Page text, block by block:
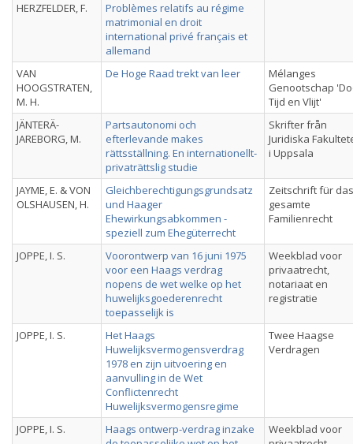
HERZFELDER, F.
Problèmes relatifs au régime
matrimonial en droit
international privé français et
allemand
VAN
HOOGSTRATEN,
M. H.
De Hoge Raad trekt van leer
Mélanges
Genootschap
Tijd en Vlijt'
JÄNTERÄ-
JAREBORG, M.
Partsautonomi och
efterlevande makes
rättsställning. En internationellt-
privaträttslig studie
Skrifter från
Juridiska
i Uppsala
JAYME, E. & VON
OLSHAUSEN, H.
Gleichberechtigungsgrundsatz
und Haager
Ehewirkungsabkommen -
speziell zum Ehegüterrecht
Zeitschrift für das
gesamte
Familienrecht
JOPPE, I. S.
Voorontwerp van 16 juni 1975
voor een Haags verdrag
nopens de wet welke op het
huwelijksgoederenrecht
toepasselijk is
Weekblad voor
privaatrecht,
notariaat en
registratie
JOPPE, I. S.
Het Haags
Huwelijksvermogensverdrag
1978 en zijn uitvoering en
aanvulling in de Wet
Conflictenrecht
Huwelijksvermogensregime
Twee Haagse
Verdragen
JOPPE, I. S.
Haags ontwerp-verdrag inzake
Weekblad voor